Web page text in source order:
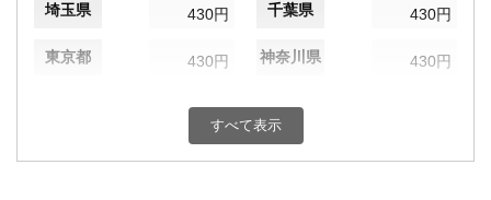
埼玉県 430円 千葉県 430円
東京都 430円 神奈川県 430円
430円 富山県
すべて表示